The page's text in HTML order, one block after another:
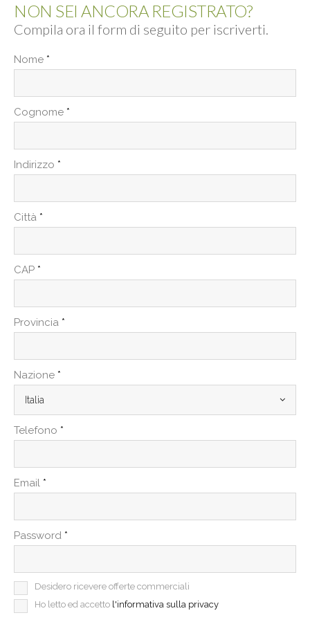
NON SEI ANCORA REGISTRATO?
Compila ora il form di seguito per iscriverti.
Nome *
Cognome *
Indirizzo *
Città *
CAP *
Provincia *
Nazione *
Italia
Telefono *
Email *
Password *
Desidero ricevere offerte commerciali
Ho letto ed accetto l'informativa sulla privacy